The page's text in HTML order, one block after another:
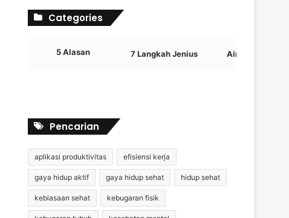
Categories
5 Alasan 7 Langkah Jenius Airdrop Crypto
Pencarian
aplikasi produktivitas efisiensi kerja
gaya hidup aktif gaya hidup sehat hidup sehat
kebiasaan sehat kebugaran fisik